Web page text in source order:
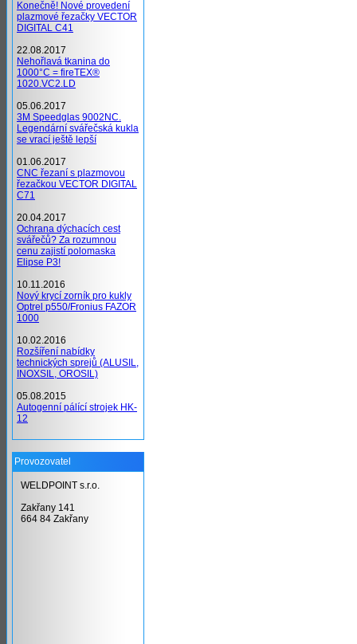
Konečně! Nové provedení
plazmové řezačky VECTOR
DIGITAL C41
22.08.2017
Nehořlavá tkanina do
1000°C = fireTEX®
1020.VC2.LD
05.06.2017
3M Speedglas 9002NC.
Legendární svářečská kukla
se vrací ještě lepší
01.06.2017
CNC řezaní s plazmovou
řezačkou VECTOR DIGITAL
C71
20.04.2017
Ochrana dýchacích cest
svářečů? Za rozumnou
cenu zajistí polomaska
Elipse P3!
10.11.2016
Nový krycí zorník pro kukly
Optrel p550/Fronius FAZOR
1000
10.02.2016
Rozšíření nabídky
technických sprejů (ALUSIL,
INOXSIL, OROSIL)
05.08.2015
Autogenní pálící strojek HK-
12
Provozovatel
WELDPOINT s.r.o.
Zakřany 141
664 84 Zakřany